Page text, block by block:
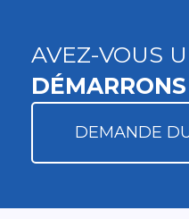
AVEZ-VOUS
DEMANDE